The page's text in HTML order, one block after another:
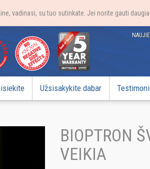
vadinasi, su tuo sutinkate. Jei norite gauti
Užsisakykite dabar
BIOPTRON
VEIKIA